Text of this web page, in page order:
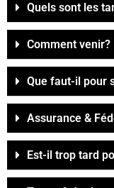
Quels sont les
Comment venir?
Que faut-il pour
Assurance &
Est-il trop tard